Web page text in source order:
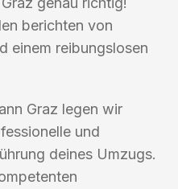
berichten von
einem reibungslosen
Graz legen wir
und
deines Umzugs.